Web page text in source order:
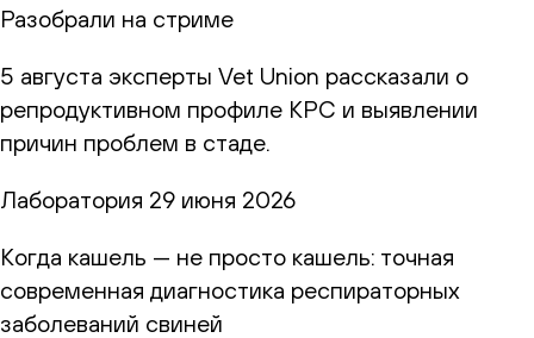
Разобрали на стриме
5 августа эксперты Vet Union рассказали о
репродуктивном профиле КРС и выявлении
причин проблем в стаде.
Лаборатория 29 июня 2026
Когда кашель — не просто кашель: точная
современная диагностика респираторных
заболеваний свиней